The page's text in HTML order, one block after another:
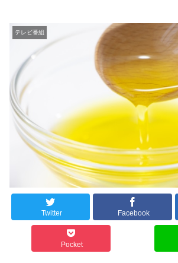
テレビ番組
Twitter Facebook
Pocket